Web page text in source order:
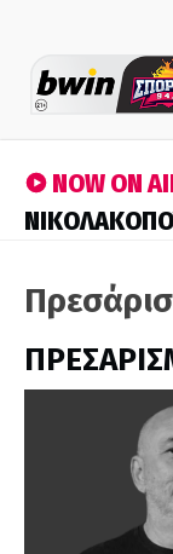
NOW ON